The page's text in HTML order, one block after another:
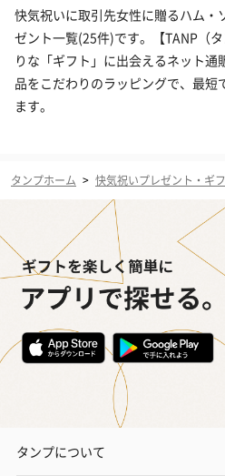
快気祝いに取引先女性に贈るハム・
ゼント一覧(25件)です。【TANP（
りな「ギフト」に出会えるネット
品をこだわりのラッピングで、最短
ます。
タンプホーム > 快気祝いプレゼント・ギ
タンプについて